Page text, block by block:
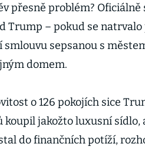
přesně problém? Oficiálně
Trump – pokud se
smlouvu sepsanou s
domem.
o 126 pokojích sice
koupil jakožto luxusní sídlo,
do finančních potíží,